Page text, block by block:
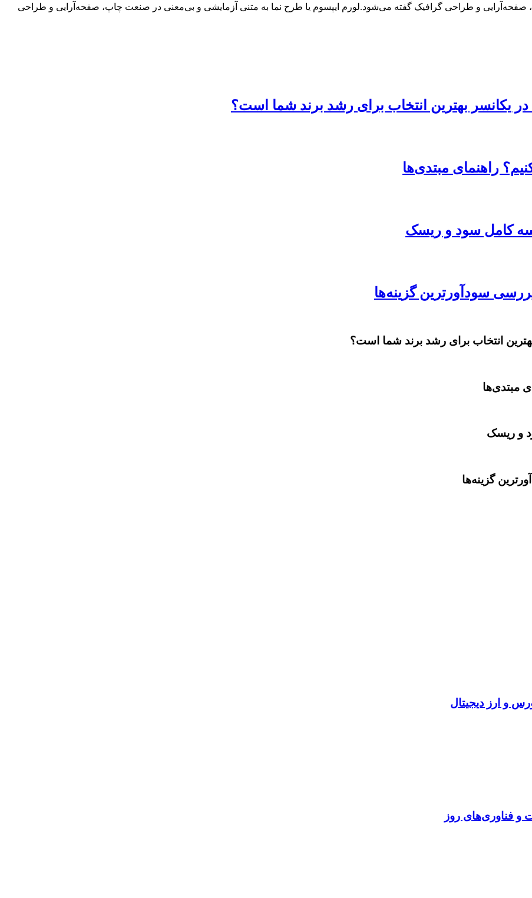
صفحه‌آرایی و طراحی گرافیک گفته می‌شود.لورم ایپسوم یا طرح‌ نما به متنی آزمایشی و بی‌معنی در صنعت چاپ، صفحه‌آرایی و طراحی
در یکانسر بهترین انتخاب برای رشد برند شما است؟
راهنمای مبتدی‌ها
کامل سود و ریسک
انتخاب برای رشد برند شما است؟
مبتدی‌ها
و ریسک
و فناوری‌های روز